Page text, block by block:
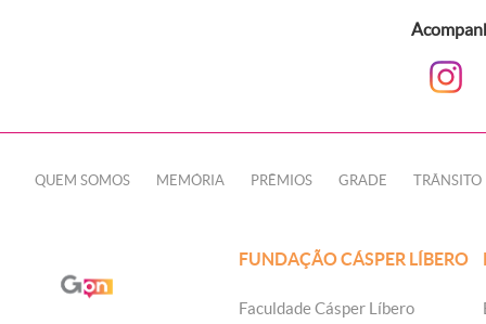
QUEM SOMOS MEMÓRIA PRÊMIOS GRADE TRÂNSITO
FUNDAÇÃO CÁSPER LÍBERO
Faculdade Cásper Líbero